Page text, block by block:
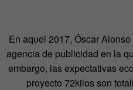
En aquel 2017, Óscar
agencia de publicidad en la
embargo, las expectativas
proyecto 72kilos son